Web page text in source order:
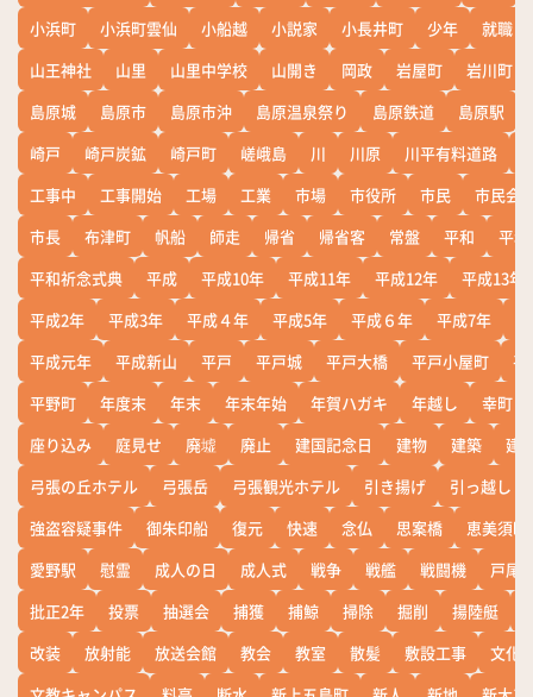
小浜町 小浜町雲仙 小船越 小説家 小長井町 少年
就職
山王神社
山里 山里中学校 山開き 岡政 岩屋町
岩川町
島原城
島原市 島原市沖 島原温泉祭り 島原鉄道 島原駅
崎戸
崎戸炭鉱 崎戸町 嵯峨島 川 川原 川平有料道路
工事中
工事開始 工場 工業 市場 市役所 市民
市民会
市長
布津町 帆船 師走 帰省 帰省客 常盤 平和
平
平和祈念式典
平成 平成10年 平成11年 平成12年
平成13年
平成2年
平成3年 平成４年 平成5年 平成６年 平成7年
平成元年
平成新山 平戸 平戸城 平戸大橋 平戸小屋町
平
平野町
年度末 年末 年末年始 年賀ハガキ 年越し
幸町
座り込み
庭見せ 廃墟 廃止 建国記念日 建物 建築
建
弓張の丘ホテル
弓張岳 弓張観光ホテル 引き揚げ
引っ越し
強盗容疑事件
御朱印船 復元 快速 念仏 思案橋
恵美須町
愛野駅
慰霊 成人の日 成人式 戦争 戦艦 戦闘機
戸尾
批正2年
投票 抽選会 捕獲 捕鯨 掃除 掘削 揚陸艇
改装
放射能 放送会館 教会 教室 散髪 敷設工事
文化